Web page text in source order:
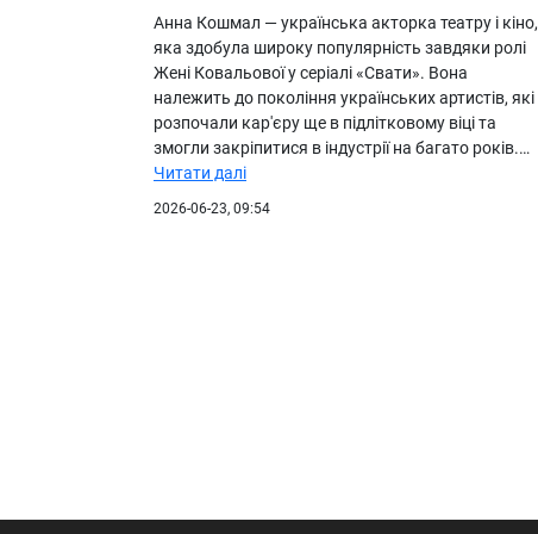
Анна Кошмал — українська акторка театру і кіно,
яка здобула широку популярність завдяки ролі
Жені Ковальової у серіалі «Свати». Вона
належить до покоління українських артистів, які
розпочали кар'єру ще в підлітковому віці та
змогли закріпитися в індустрії на багато років.…
Читати далі
2026-06-23, 09:54